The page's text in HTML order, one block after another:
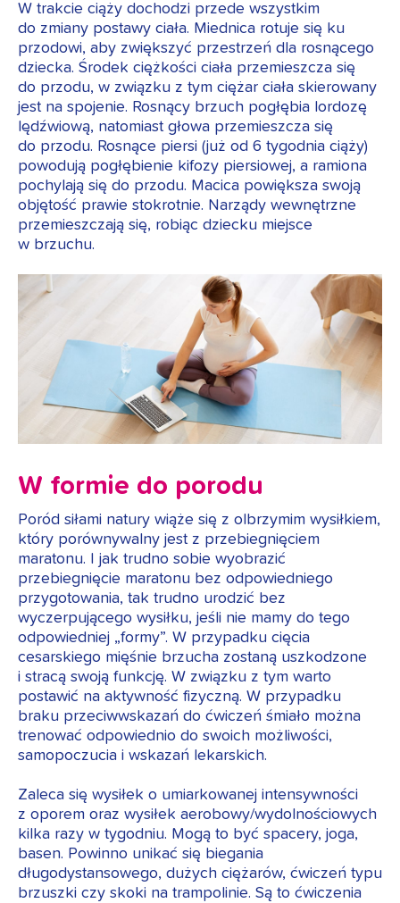
W trakcie ciąży dochodzi przede wszystkim
do zmiany postawy ciała. Miednica rotuje się ku
przodowi, aby zwiększyć przestrzeń dla rosnącego
dziecka. Środek ciężkości ciała przemieszcza się
do przodu, w związku z tym ciężar ciała skierowany
jest na spojenie. Rosnący brzuch pogłębia lordozę
lędźwiową, natomiast głowa przemieszcza się
do przodu. Rosnące piersi (już od 6 tygodnia ciąży)
powodują pogłębienie kifozy piersiowej, a ramiona
pochylają się do przodu. Macica powiększa swoją
objętość prawie stokrotnie. Narządy wewnętrzne
przemieszczają się, robiąc dziecku miejsce
w brzuchu.
W formie do porodu
Poród siłami natury wiąże się z olbrzymim wysiłkiem,
który porównywalny jest z przebiegnięciem
maratonu. I jak trudno sobie wyobrazić
przebiegnięcie maratonu bez odpowiedniego
przygotowania, tak trudno urodzić bez
wyczerpującego wysiłku, jeśli nie mamy do tego
odpowiedniej „formy”. W przypadku cięcia
cesarskiego mięśnie brzucha zostaną uszkodzone
i stracą swoją funkcję. W związku z tym warto
postawić na aktywność fizyczną. W przypadku
braku przeciwwskazań do ćwiczeń śmiało można
trenować odpowiednio do swoich możliwości,
samopoczucia i wskazań lekarskich.
Zaleca się wysiłek o umiarkowanej intensywności
z oporem oraz wysiłek aerobowy/wydolnościowych
kilka razy w tygodniu. Mogą to być spacery, joga,
basen. Powinno unikać się biegania
długodystansowego, dużych ciężarów, ćwiczeń typu
brzuszki czy skoki na trampolinie. Są to ćwiczenia